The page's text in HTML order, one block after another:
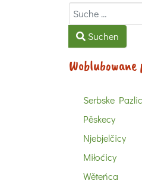
Suchen
Suchen
Serbske
Pěskecy
Njebjelčicy
Miłoćicy
Wěteńca